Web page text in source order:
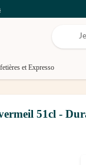
et Expresso
51cl -